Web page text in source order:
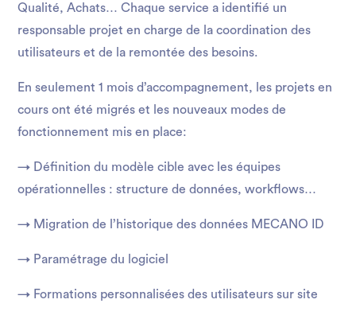
Qualité, Achats… Chaque service a identifié un
responsable projet en charge de la coordination des
utilisateurs et de la remontée des besoins.
En seulement 1 mois d’accompagnement, les projets en
cours ont été migrés et les nouveaux modes de
fonctionnement mis en place:
→ Définition du modèle cible avec les équipes
opérationnelles : structure de données, workflows…
→ Migration de l’historique des données MECANO ID
→ Paramétrage du logiciel
→ Formations personnalisées des utilisateurs sur site